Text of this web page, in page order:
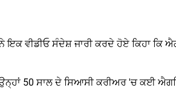
ਵੀਡੀਓ ਸੰਦੇਸ਼ ਜਾਰੀ ਕਰਦੇ ਹੋਏ ਕਿਹਾ ਕਿ
50 ਸਾਲ ਦੇ ਸਿਆਸੀ ਕਰੀਅਰ 'ਚ ਕਈ